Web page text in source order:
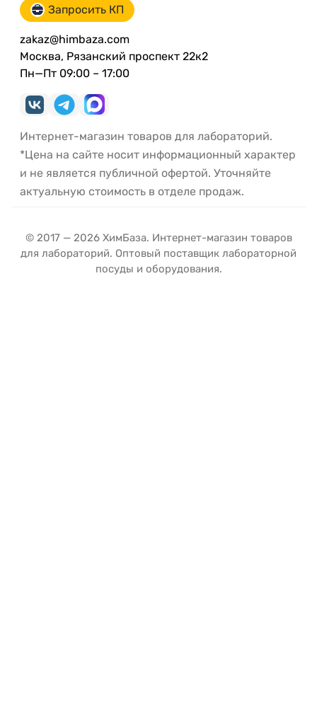
Запросить КП
zakaz@himbaza.com
Москва, Рязанский проспект 22к2
Пн—Пт 09:00 – 17:00
Интернет-магазин товаров для лабораторий.
*Цена на сайте носит информационный характер
и не является публичной офертой. Уточняйте
актуальную стоимость в отделе продаж.
© 2017 — 2026 ХимБаза. Интернет-магазин товаров
для лабораторий. Оптовый поставщик лабораторной
посуды и оборудования.